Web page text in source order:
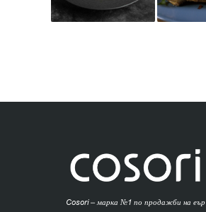
Cosori – марка №1 по продажби на еър